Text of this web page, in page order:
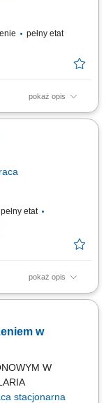
pełny etat
pokaż opis
przy obsłudze
pełny etat
pokaż opis
w codziennej
z obowiązującymi
Prowadzenie oraz
w
W
stacjonarna